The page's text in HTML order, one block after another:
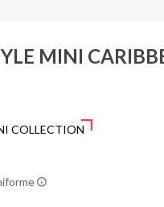
MINI
COLLECTION